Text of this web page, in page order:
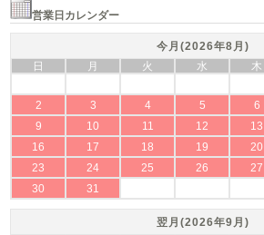
営業日カレンダー
今月(2026年8月)
日
月 火 水 木
2
3 4 5 6
9
10 11 12 13
16
17 18 19 20
23
24 25 26 27
30
31
翌月(2026年9月)